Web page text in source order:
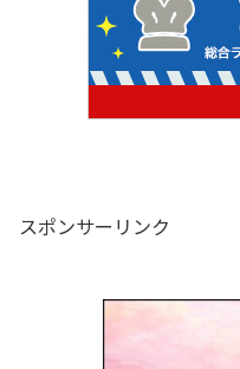
スポンサーリンク